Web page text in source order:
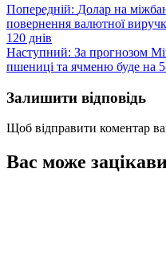
Навігація
записів
Попередній: Долар на
повернення валютної
120 днів
Наступний: За прогнозом
пшениці та ячменю буде на
Залишити відповідь
Щоб відправити коментар
Вас може